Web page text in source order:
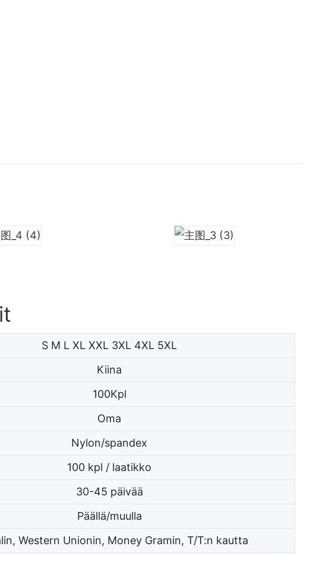
S M L XL XXL 3XL 4XL 5XL
Kiina
100Kpl
Oma
Nylon/spandex
100 kpl / laatikko
30-45 päivää
Päällä/muulla
Western Unionin, Money Gramin, T/T:n kautta